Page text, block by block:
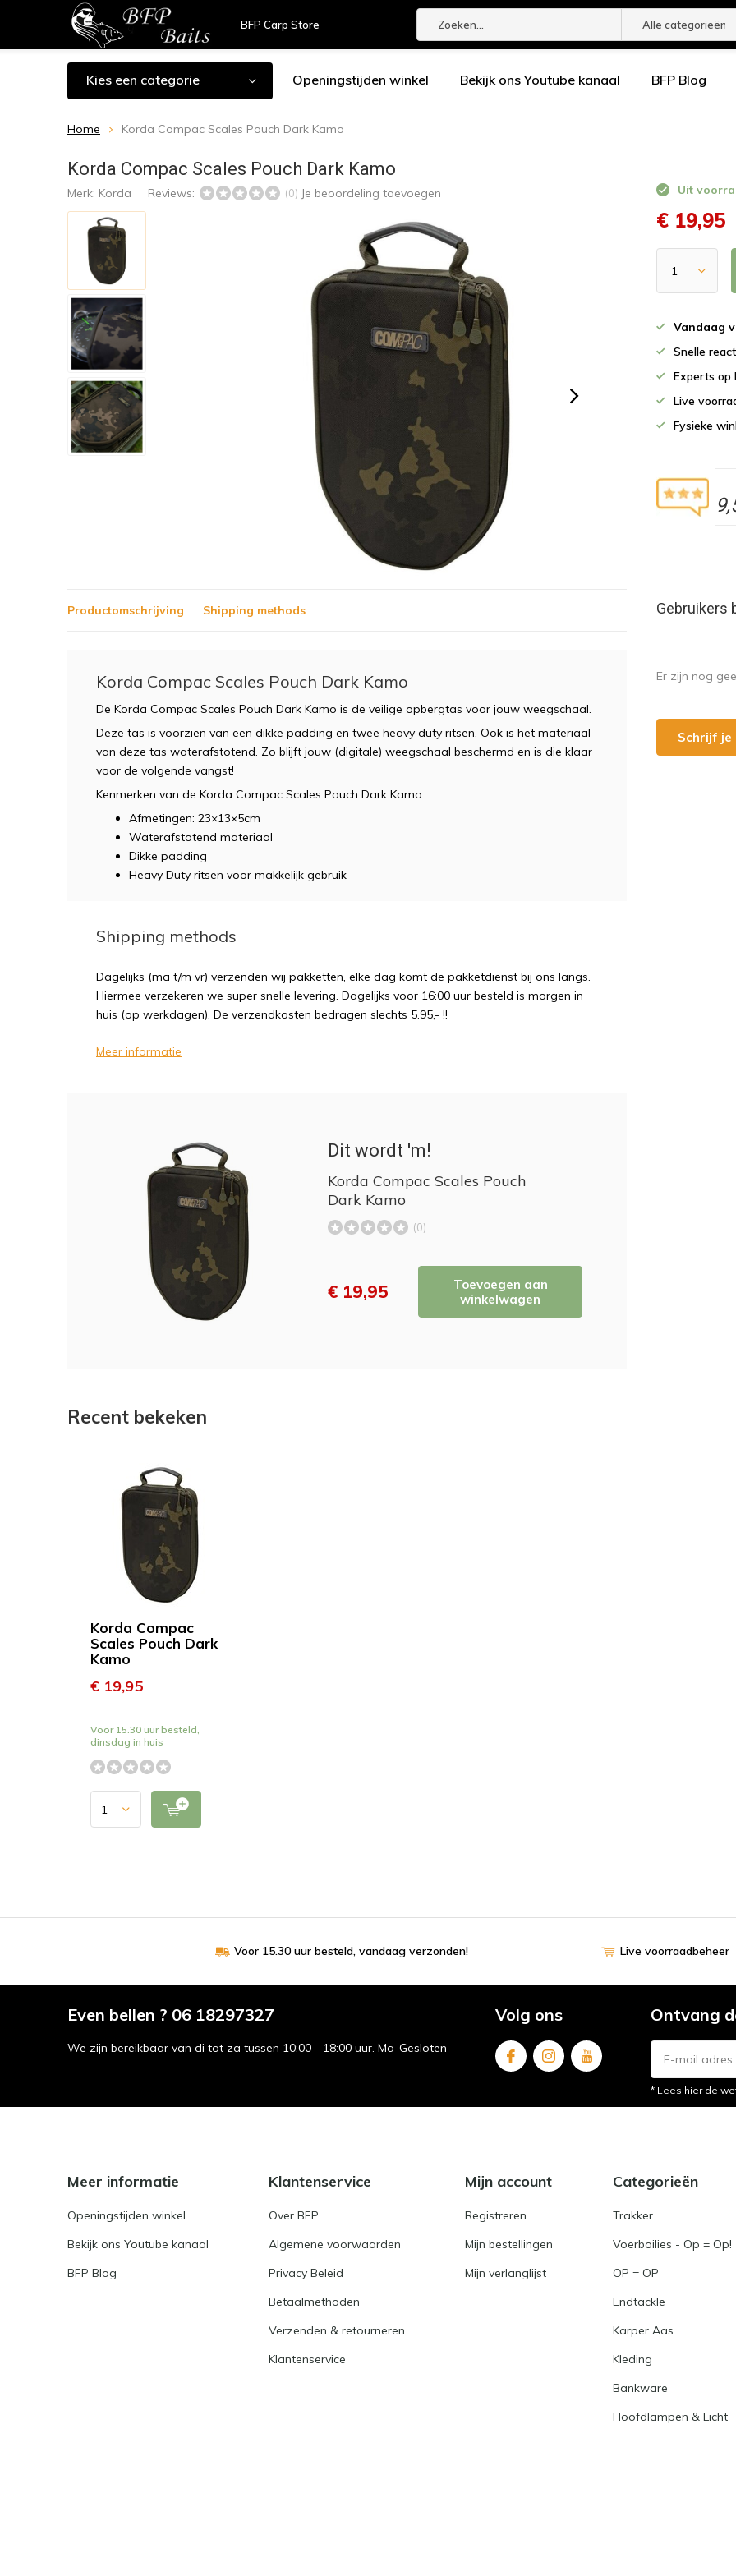
BFP Carp Store Alle categorieën
Kies een categorie Openingstijden winkel Bekijk ons Youtube kanaal BFP Blog
Home Korda Compac Scales Pouch Dark Kamo
Korda Compac Scales Pouch Dark Kamo
Merk: Korda Reviews: (0) Je beoordeling toevoegen Uit
€ 19,95
Vandaag
Snelle
Experts op
Live
Fysieke
Productomschrijving Shipping methods
Korda Compac Scales Pouch Dark Kamo
De Korda Compac Scales Pouch Dark Kamo is de veilige opbergtas voor jouw weegschaal.
Deze tas is voorzien van een dikke padding en twee heavy duty ritsen. Ook is het materiaal
van deze tas waterafstotend. Zo blijft jouw (digitale) weegschaal beschermd en is die klaar
voor de volgende vangst!
Kenmerken van de Korda Compac Scales Pouch Dark Kamo:
Afmetingen: 23×13×5cm
Waterafstotend materiaal
Dikke padding
Heavy Duty ritsen voor makkelijk gebruik
Shipping methods
Dagelijks (ma t/m vr) verzenden wij pakketten, elke dag komt de pakketdienst bij ons langs.
Hiermee verzekeren we super snelle levering. Dagelijks voor 16:00 uur besteld is morgen in
huis (op werkdagen). De verzendkosten bedragen slechts 5.95,- !!
Meer informatie
Dit wordt 'm!
Korda Compac Scales Pouch
Dark Kamo
(0)
€ 19,95
Toevoegen aan
winkelwagen
Gebruikers
Er zijn nog
Schrijf
Recent bekeken
Korda Compac
Scales Pouch Dark
Kamo
€ 19,95
Voor 15.30 uur besteld,
dinsdag in huis
Voor 15.30 uur besteld, vandaag verzonden! Live voorraadbeheer
Even bellen ? 06 18297327
We zijn bereikbaar van di tot za tussen 10:00 - 18:00 uur. Ma-Gesloten
Volg ons Ontvang
* Lees hier de
Meer informatie
Openingstijden winkel
Bekijk ons Youtube kanaal
BFP Blog
Klantenservice
Over BFP
Algemene voorwaarden
Privacy Beleid
Betaalmethoden
Verzenden & retourneren
Klantenservice
Mijn account
Registreren
Mijn bestellingen
Mijn verlanglijst
Categorieën
Trakker
Voerboilies - Op = Op!
OP = OP
Endtackle
Karper Aas
Kleding
Bankware
Hoofdlampen & Licht